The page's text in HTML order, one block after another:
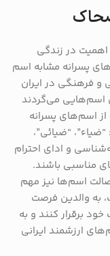
اهمیت در زندگی
پسرانه مشابه اسم
و فرهنگی در ایران
اسم‌هایی می‌گردند
اسم‌های پسرانه
“ضیائی”،
و ادای احترام
مناسبی باشند.
اسم‌ها نیز مهم
به والدین فرصت
برقرار کنند و به
ارزشمند ایرانی